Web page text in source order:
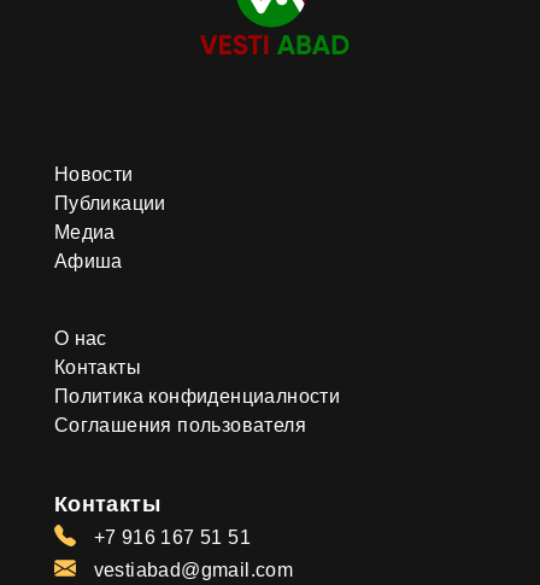
Новости
Публикации
Медиа
Афиша
О нас
Контакты
Политика конфиденциалности
Соглашения пользователя
Контакты
+7 916 167 51 51
vestiabad@gmail.com